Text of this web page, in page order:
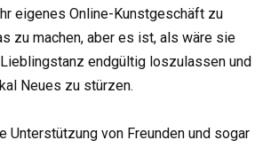
eigenes Online-Kunstgeschäft zu
zu machen, aber es ist, als wäre sie
endgültig loszulassen und
Neues zu stürzen.
Unterstützung von Freunden und sogar